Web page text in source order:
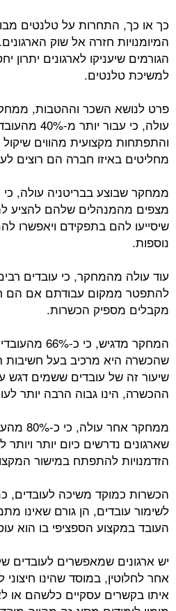
כך או כך, התחרות על טלנטים
המיומנויות חזרה אל שוק
הגורמים שיעניקו לארגונים יתרון
למשיכת טלנטים.
פרט לנושא השכר וההטבות,
עולה, כי עבור
והתפתחות מקצועית מהווים
מחליטים באיזו חברה הם רוצים
מצפים מהמנהלים שלהם להציע
שיסייעו להם בתפקידם ויאפשרו
נוספות.
עוד עולה מהמחקר, כי עובדים
להתפטר ממקום עבודתם אם הם
מקבלים מספיק הכשרות.
המחקר מדגיש, כי
שהכשרה היא מרכיב בעל חשיבות
שיעור זה של עובדים ששמים דגש
ההכשרה, הינו גבוה הרבה יותר
ממחקר
שארגונים נדרשים כיום יותר ויותר
הזדמנויות להתפתח במישור
הכשרות כמוקד משיכה לעובדים,
לשימור עובדים, הן גורם שאינו
העובד במקצוע הספציפי בו הוא
יש ארגונים שמאפשרים לעובדים
אחר לחלוטין, במוסד שהינו חיצוני
איתו בקשרים עסקיים כלשהם או